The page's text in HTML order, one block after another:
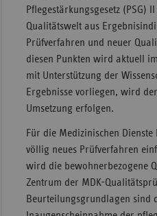
Pflegestärkungsgesetz (PSG)
Qualitätswelt aus
Prüfverfahren und neuer
diesen Punkten wird aktuell
mit Unterstützung der
Ergebnisse vorliegen, wird
Umsetzung erfolgen.
Für die Medizinischen
völlig neues Prüfverfahren
wird die bewohnerbezogene
Zentrum der MDK-
Beurteilungsgrundlagen sind